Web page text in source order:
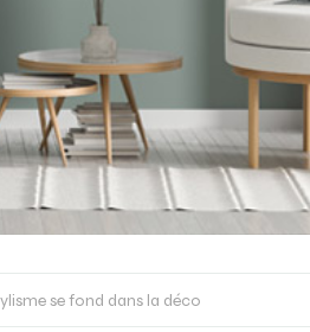
se fond dans la déco